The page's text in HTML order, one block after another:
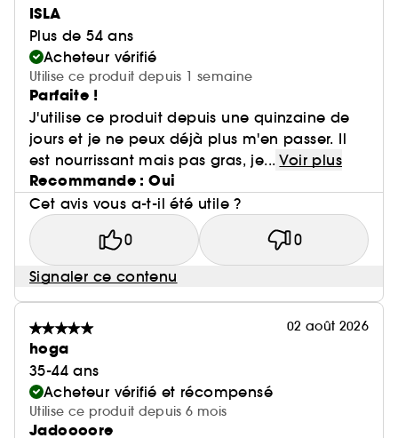
ISLA
Plus de 54 ans
Acheteur vérifié
Utilise ce produit depuis 1 semaine
Parfaite !
J'utilise ce produit depuis une quinzaine de
jours et je ne peux déjà plus m'en passer. Il
est nourrissant mais pas gras, je... Voir plus
Recommande : Oui
Cet avis vous a-t-il été utile ?
0 0
Signaler ce contenu
02 août 2026
hoga
35-44 ans
Acheteur vérifié et récompensé
Utilise ce produit depuis 6 mois
Jadoooore